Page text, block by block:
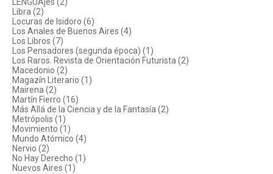
LENGUAjes (2)
Libra (2)
Locuras de Isidoro (6)
Los Anales de Buenos Aires (4)
Los Libros (7)
Los Pensadores (segunda época) (1)
Los Raros. Revista de Orientación Futurista (2)
Macedonio (2)
Magazín Literario (1)
Mairena (2)
Martín Fierro (16)
Más Allá de la Ciencia y de la Fantasía (2)
Metrópolis (1)
Movimiento (1)
Mundo Atómico (4)
Nervio (2)
No Hay Derecho (1)
Nuevos Aires (1)